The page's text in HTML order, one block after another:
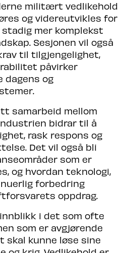
militært vedlikehold
og videreutvikles for
mer komplekst
Sesjonen vil også
til tilgjengelighet,
påvirker
dagens og
samarbeid mellom
bidrar til å
rask respons og
Det vil også bli
som er
og hvordan teknologi,
forbedring
oppdrag.
i det som ofte
som er avgjørende
skal kunne løse sine